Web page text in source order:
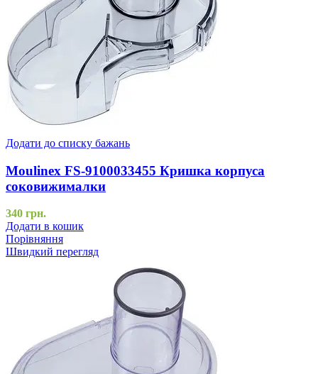
Додати до списку бажань
Moulinex FS-9100033455 Кришка корпуса
соковижималки
340 грн.
Додати в кошик
Порівняння
Швидкий перегляд